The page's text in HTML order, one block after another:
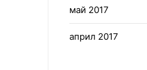
май 2017
април 2017